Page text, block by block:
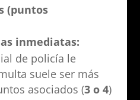
(puntos
inmediatas:
de policía le
suele ser más
asociados (3 o 4)